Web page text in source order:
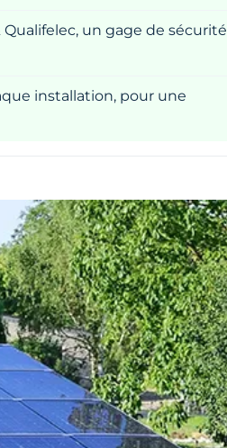
un gage de sécurité
installation, pour une